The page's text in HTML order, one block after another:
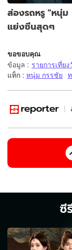
ส่องรถหรู "หนุ่ม
แย่งซีนสุดๆ
ขอขอบคุณ
ข้อมูล : รายการเที่ย
แท็ก : หนุ่ม กรรชัย
ซี